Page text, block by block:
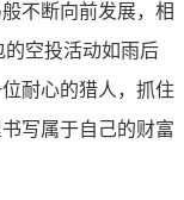
不断向前发展，相
空投活动如雨后
耐心的猎人，抓住
写属于自己的财富